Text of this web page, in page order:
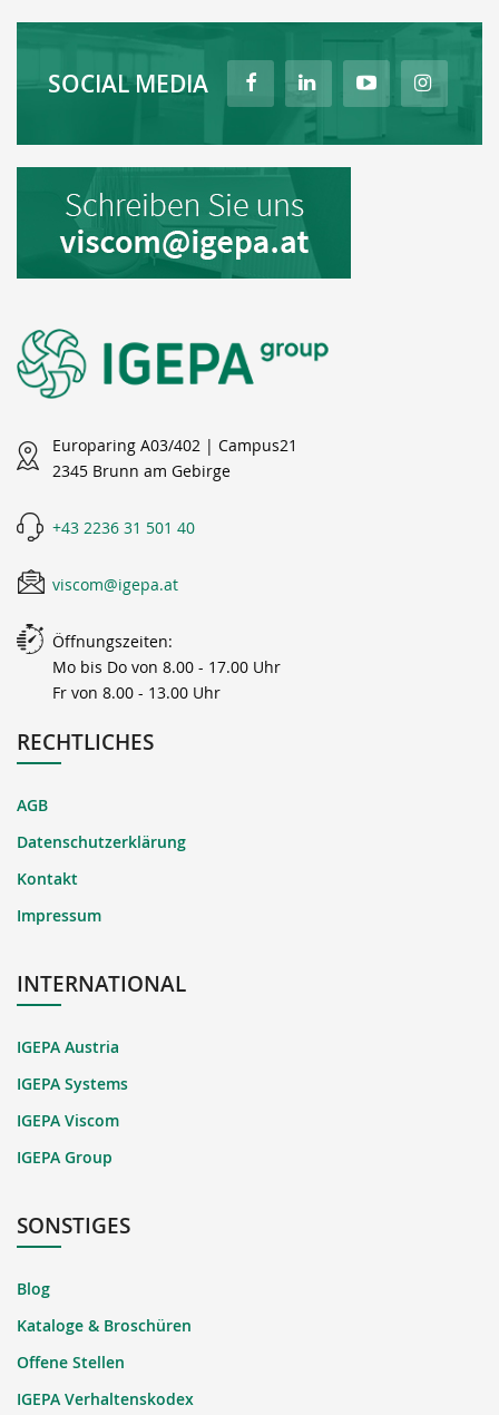
SOCIAL MEDIA
Europaring A03/402 | Campus21
2345 Brunn am Gebirge
+43 2236 31 501 40
viscom@igepa.at
Öffnungszeiten:
Mo bis Do von 8.00 - 17.00 Uhr
Fr von 8.00 - 13.00 Uhr
RECHTLICHES
AGB
Datenschutzerklärung
Kontakt
Impressum
INTERNATIONAL
IGEPA Austria
IGEPA Systems
IGEPA Viscom
IGEPA Group
SONSTIGES
Blog
Kataloge & Broschüren
Offene Stellen
IGEPA Verhaltenskodex